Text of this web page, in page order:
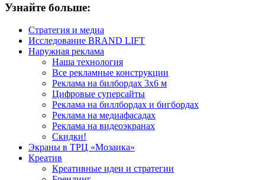
Узнайте больше:
Стратегия и медиа
Исследование BRAND LIFT
Наружная реклама
Наша технология
Все рекламные конструкции
Реклама на билбордах 3х6 м
Цифровые суперсайты
Реклама на биллбордах и бигбордах
Реклама на медиафасадах
Реклама на видеоэкранах
Скидки!
Экраны в ТРЦ «Мозаика»
Креатив
Креативные идеи и стратегии